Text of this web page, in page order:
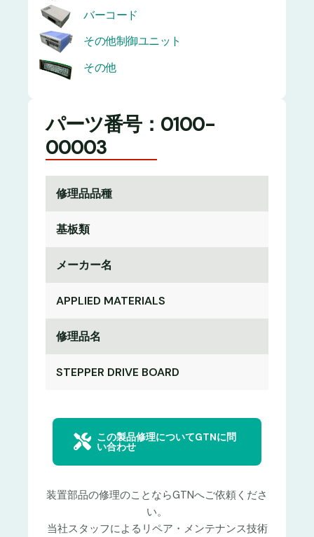
バーコード
その他制御ユニット
その他
パーツ番号：0100-
00003
修理品品種
基板類
メーカー名
APPLIED MATERIALS
修理品名
STEPPER DRIVE BOARD
この製品修理についてGTNに問
い合わせ
装置部品の修理のことならGTNへご依頼くださ
い。
当社スタッフによるリペア・メンテナンス技術